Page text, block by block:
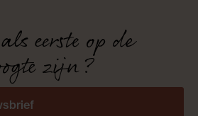
eerste op de
zijn?